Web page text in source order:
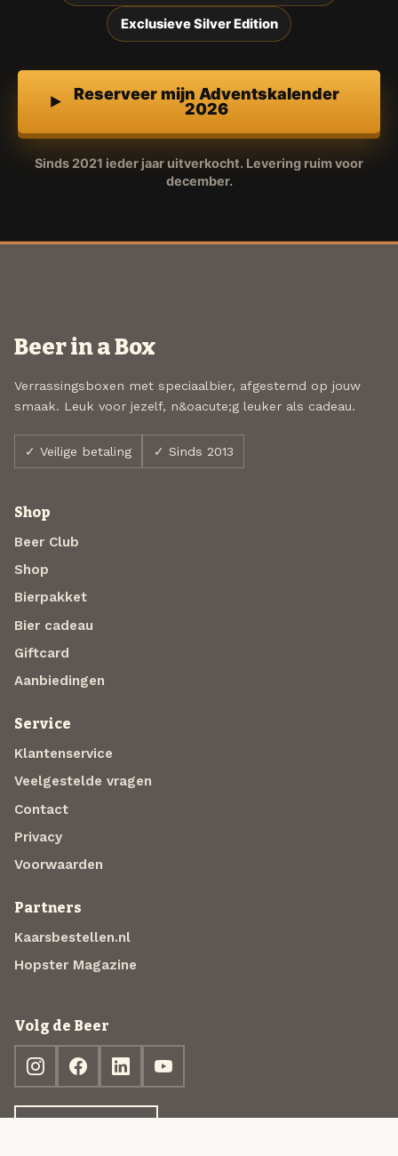
Exclusieve Silver Edition
Reserveer mijn Adventskalender
2026
Sinds 2021 ieder jaar uitverkocht. Levering ruim voor
december.
Beer in a Box
Verrassingsboxen met speciaalbier, afgestemd op jouw
smaak. Leuk voor jezelf, n&oacute;g leuker als cadeau.
✓ Veilige betaling ✓ Sinds 2013
Shop
Beer Club
Shop
Bierpakket
Bier cadeau
Giftcard
Aanbiedingen
Service
Klantenservice
Veelgestelde vragen
Contact
Privacy
Voorwaarden
Partners
Kaarsbestellen.nl
Hopster Magazine
Volg de Beer